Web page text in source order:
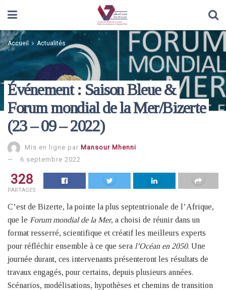
Accueil Actualités
Événement : Saison Bleue &
Forum mondial de la Mer/Bizerte
(23 – 09 – 2022)
Mis en ligne par Mansour Mhenni
6 septembre 2022
328
PARTAGES
C’est de Bizerte, la pointe la plus septentrionale de l’Afrique,
que le Forum mondial de la Mer, a choisi de réunir dans un
format resserré, scientifique et créatif les meilleurs experts
pour réfléchir ensemble à ce que sera l’Océan en 2050. Une
journée durant, ces intervenants présenteront les résultats de
travaux engagés, pour certains, depuis plusieurs années.
Scénarios, modélisations, hypothèses et chemins de transition